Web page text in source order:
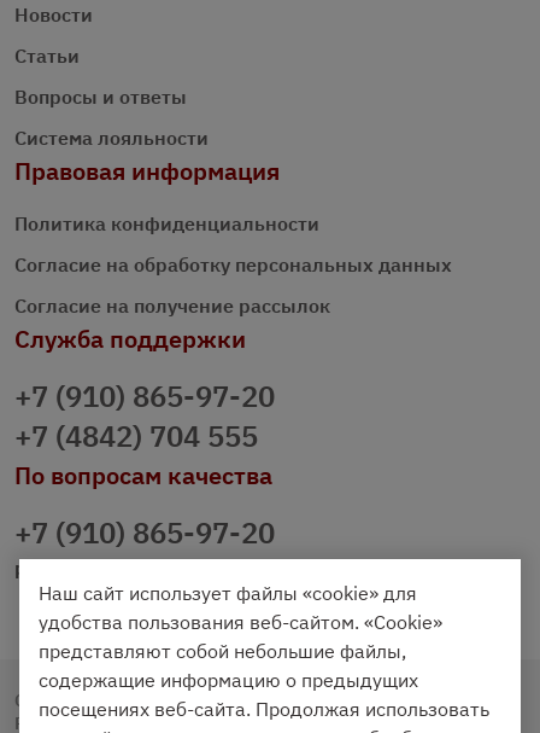
Новости
Статьи
Вопросы и ответы
Система лояльности
Правовая информация
Политика конфиденциальности
Согласие на обработку персональных данных
Согласие на получение рассылок
Служба поддержки
+7 (910) 865-97-20
+7 (4842) 704 555
По вопросам качества
+7 (910) 865-97-20
prazdnichniy40@palmi.ru
Copyright © 2020 - 2026. Праздничный Стол.
Разработка и продвижение - Vegas Studio
Наш сайт использует файлы «cookie» для
удобства пользования веб-сайтом. «Cookie»
представляют собой небольшие файлы,
содержащие информацию о предыдущих
посещениях веб-сайта. Продолжая использовать